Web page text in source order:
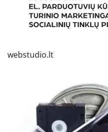
webstudio.lt